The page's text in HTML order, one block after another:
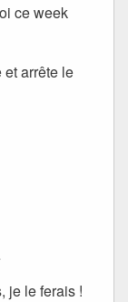
ce week
et arrête le
je le ferais !